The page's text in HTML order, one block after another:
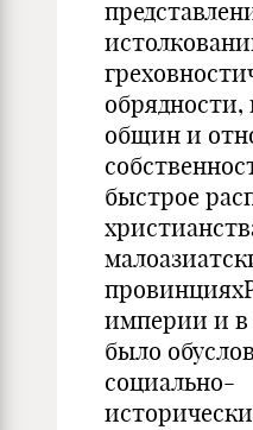
обрядности,
общин и
быстрое
империи и
было
социально-